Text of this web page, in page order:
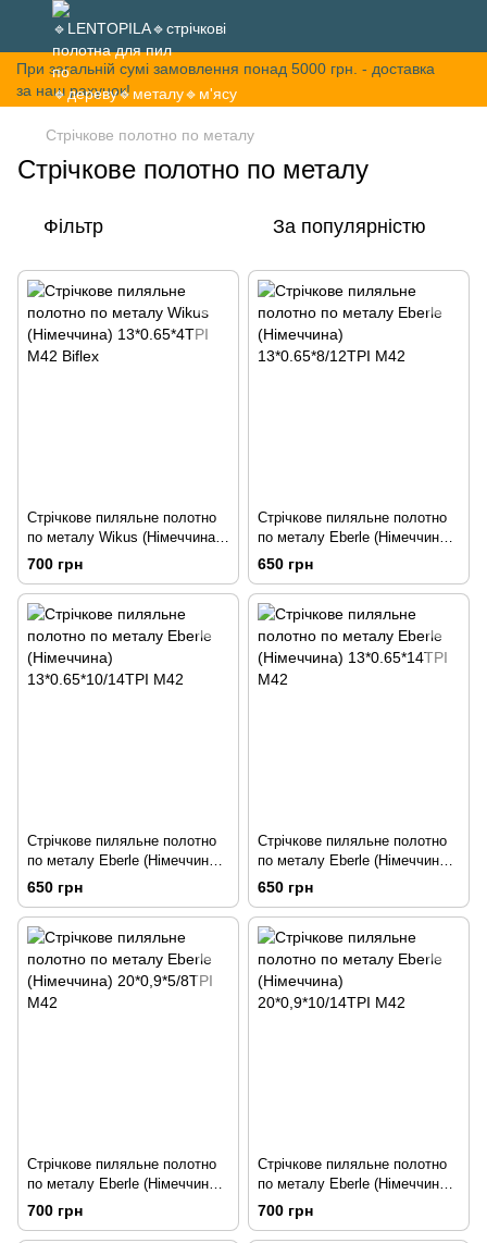
При загальній сумі замовлення понад 5000 грн. - доставка
за наш рахунок!
Стрічкове полотно по металу
Стрічкове полотно по металу
Фільтр За популярністю
Стрічкове пиляльне полотно
по металу Wikus (Німеччина)
13*0.65*4TPI M42 Biflex
700 грн
Стрічкове пиляльне полотно
по металу Eberle (Німеччина)
13*0.65*8/12TPI M42
650 грн
Стрічкове пиляльне полотно
по металу Eberle (Німеччина)
13*0.65*10/14TPI M42
650 грн
Стрічкове пиляльне полотно
по металу Eberle (Німеччина)
13*0.65*14TPI M42
650 грн
Стрічкове пиляльне полотно
по металу Eberle (Німеччина)
20*0,9*5/8TPI M42
700 грн
Стрічкове пиляльне полотно
по металу Eberle (Німеччина)
20*0,9*10/14TPI M42
700 грн